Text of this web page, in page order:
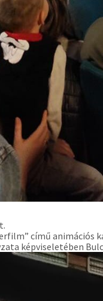
című
képviseletében